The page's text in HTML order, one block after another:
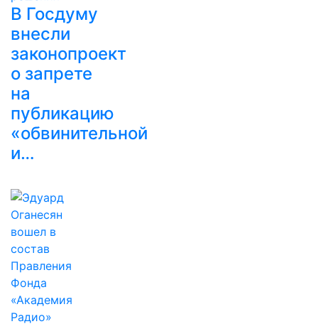
В Госдуму
внесли
законопроект
о запрете
на
публикацию
«обвинительной
и…